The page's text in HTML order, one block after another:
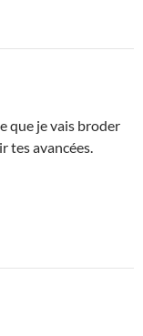
que je vais broder
tes avancées.